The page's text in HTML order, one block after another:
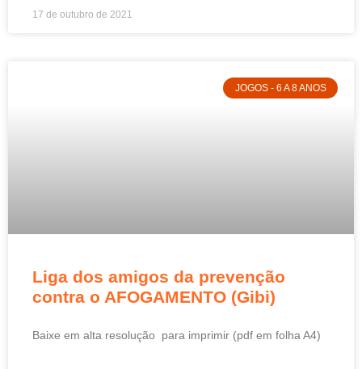
17 de outubro de 2021
JOGOS - 6 A 8 ANOS
Liga dos amigos da prevenção
contra o AFOGAMENTO (Gibi)
Baixe em alta resolução para imprimir (pdf em folha A4)